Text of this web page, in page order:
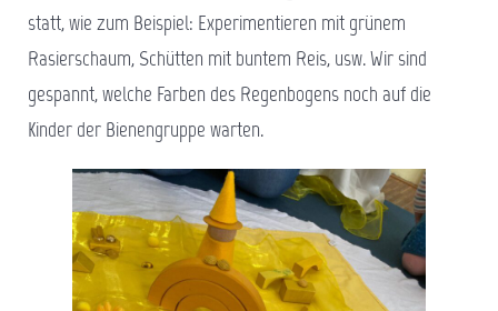
statt, wie zum Beispiel: Experimentieren mit grünem
Rasierschaum, Schütten mit buntem Reis, usw. Wir sind
gespannt, welche Farben des Regenbogens noch auf die
Kinder der Bienengruppe warten.